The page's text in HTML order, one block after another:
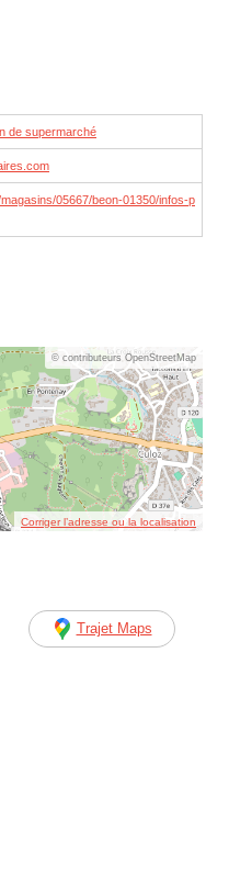
de supermarché
05667/beon-01350/infos-p
© contributeurs OpenStreetMap
Corriger l’adresse ou la localisation
Trajet Maps